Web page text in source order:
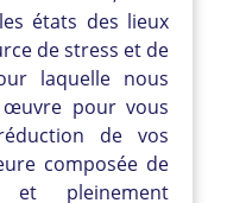
états des lieux
de stress et de
laquelle nous
œuvre pour vous
de vos
composée de
et pleinement